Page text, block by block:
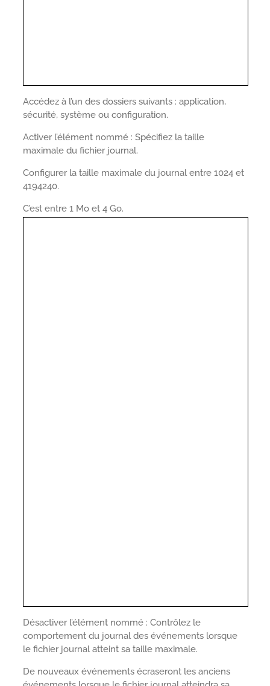
Accédez à l’un des dossiers suivants : application,
sécurité, système ou configuration.
Activer l’élément nommé : Spécifiez la taille
maximale du fichier journal.
Configurer la taille maximale du journal entre 1024 et
4194240.
C’est entre 1 Mo et 4 Go.
Désactiver l’élément nommé : Contrôlez le
comportement du journal des événements lorsque
le fichier journal atteint sa taille maximale.
De nouveaux événements écraseront les anciens